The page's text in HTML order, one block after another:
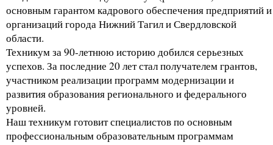
основным гарантом кадрового обеспечения предприятий и
организаций города Нижний Тагил и Свердловской
области.
Техникум за 90-летнюю историю добился серьезных
успехов. За последние 20 лет стал получателем грантов,
участником реализации программ модернизации и
развития образования регионального и федерального
уровней.
Наш техникум готовит специалистов по основным
профессиональным образовательным программам